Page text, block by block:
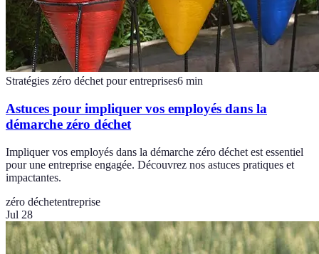
Stratégies zéro déchet pour entreprises6 min
Astuces pour impliquer vos employés dans la
démarche zéro déchet
Impliquer vos employés dans la démarche zéro déchet est essentiel
pour une entreprise engagée. Découvrez nos astuces pratiques et
impactantes.
zéro déchetentreprise
Jul 28